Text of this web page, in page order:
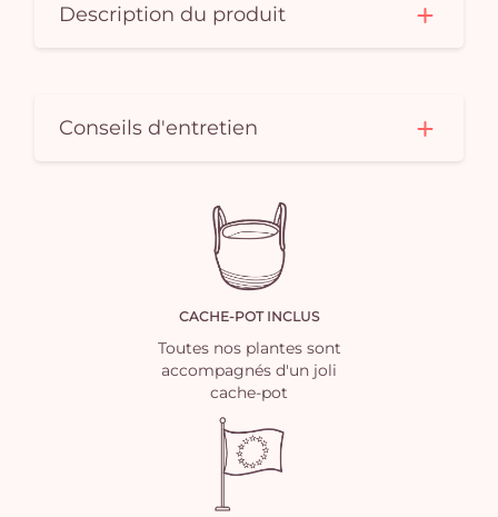
Description du produit
Conseils d'entretien
CACHE-POT INCLUS
Toutes nos plantes sont
accompagnés d'un joli
cache-pot